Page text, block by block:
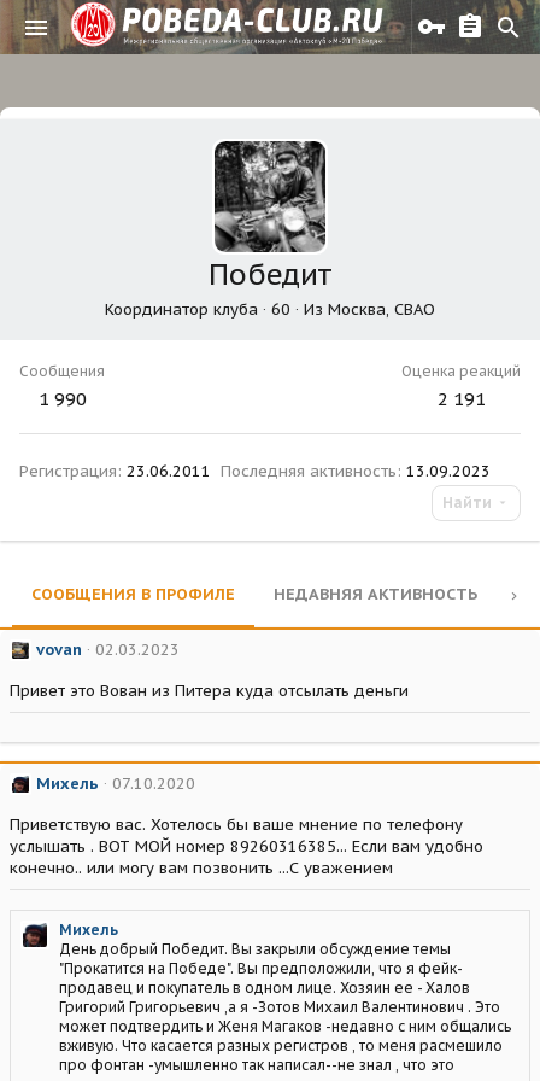
Победит
Координатор клуба · 60 · Из Москва, СВАО
Сообщения
1 990
Оценка реакций
2 191
Регистрация 23.06.2011 Последняя активность 13.09.2023
Найти
СООБЩЕНИЯ В ПРОФИЛЕ НЕДАВНЯЯ АКТИВНОСТЬ
vovan 02.03.2023
Привет это Вован из Питера куда отсылать деньги
Михель 07.10.2020
Приветствую вас. Хотелось бы ваше мнение по телефону
услышать . ВОТ МОЙ номер 89260316385... Если вам удобно
конечно.. или могу вам позвонить ...С уважением
Михель
День добрый Победит. Вы закрыли обсуждение темы
"Прокатится на Победе". Вы предположили, что я фейк-
продавец и покупатель в одном лице. Хозяин ее - Халов
Григорий Григорьевич ,а я -Зотов Михаил Валентинович . Это
может подтвердить и Женя Магаков -недавно с ним общались
вживую. Что касается разных регистров , то меня расмешило
про фонтан -умышленно так написал--не знал , что это